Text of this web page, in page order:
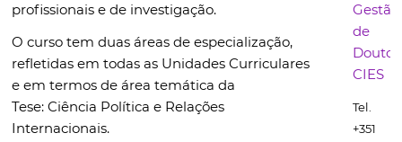
profissionais e de investigação.
O curso tem duas áreas de especialização,
refletidas em todas as Unidades Curriculares
e em termos de área temática da
Tese:Ciência Política e Relações
Internacionais.
Gestão
de
CIES
Tel.
+351